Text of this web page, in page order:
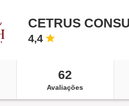
4,4
62
Avaliações